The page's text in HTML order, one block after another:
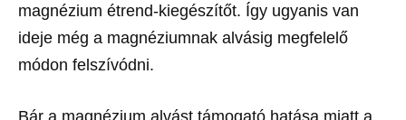
magnézium étrend-kiegészítőt. Így ugyanis van
ideje még a magnéziumnak alvásig megfelelő
módon felszívódni.
Bár a magnézium alvást támogató hatása miatt a